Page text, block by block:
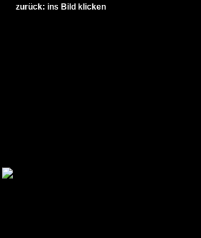
zurück: ins Bild klicken